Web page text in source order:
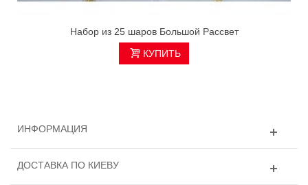
Набор из 25 шаров Большой Рассвет
КУПИТЬ
ИНФОРМАЦИЯ
ДОСТАВКА ПО КИЕВУ